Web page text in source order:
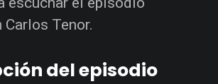
Tenor.
del episodio